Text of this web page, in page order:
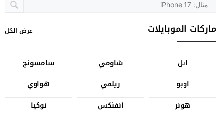
ماركات الموبايلات عرض الكل
ابل شاومي
سامسونج
اوبو
ريلمي
هواوي
هونر
انفنكس
نوكيا